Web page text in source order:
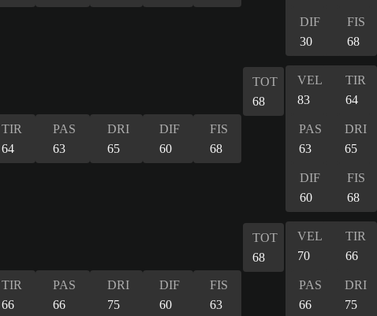
DIF
30
FIS
68
TIR
64
PAS
63
DRI
65
DIF
60
FIS
68
TOT
68
VEL
83
TIR
64
PAS
63
DRI
65
DIF
60
FIS
68
TIR
66
PAS
66
DRI
75
DIF
60
FIS
63
TOT
68
VEL
70
TIR
66
PAS
66
DRI
75